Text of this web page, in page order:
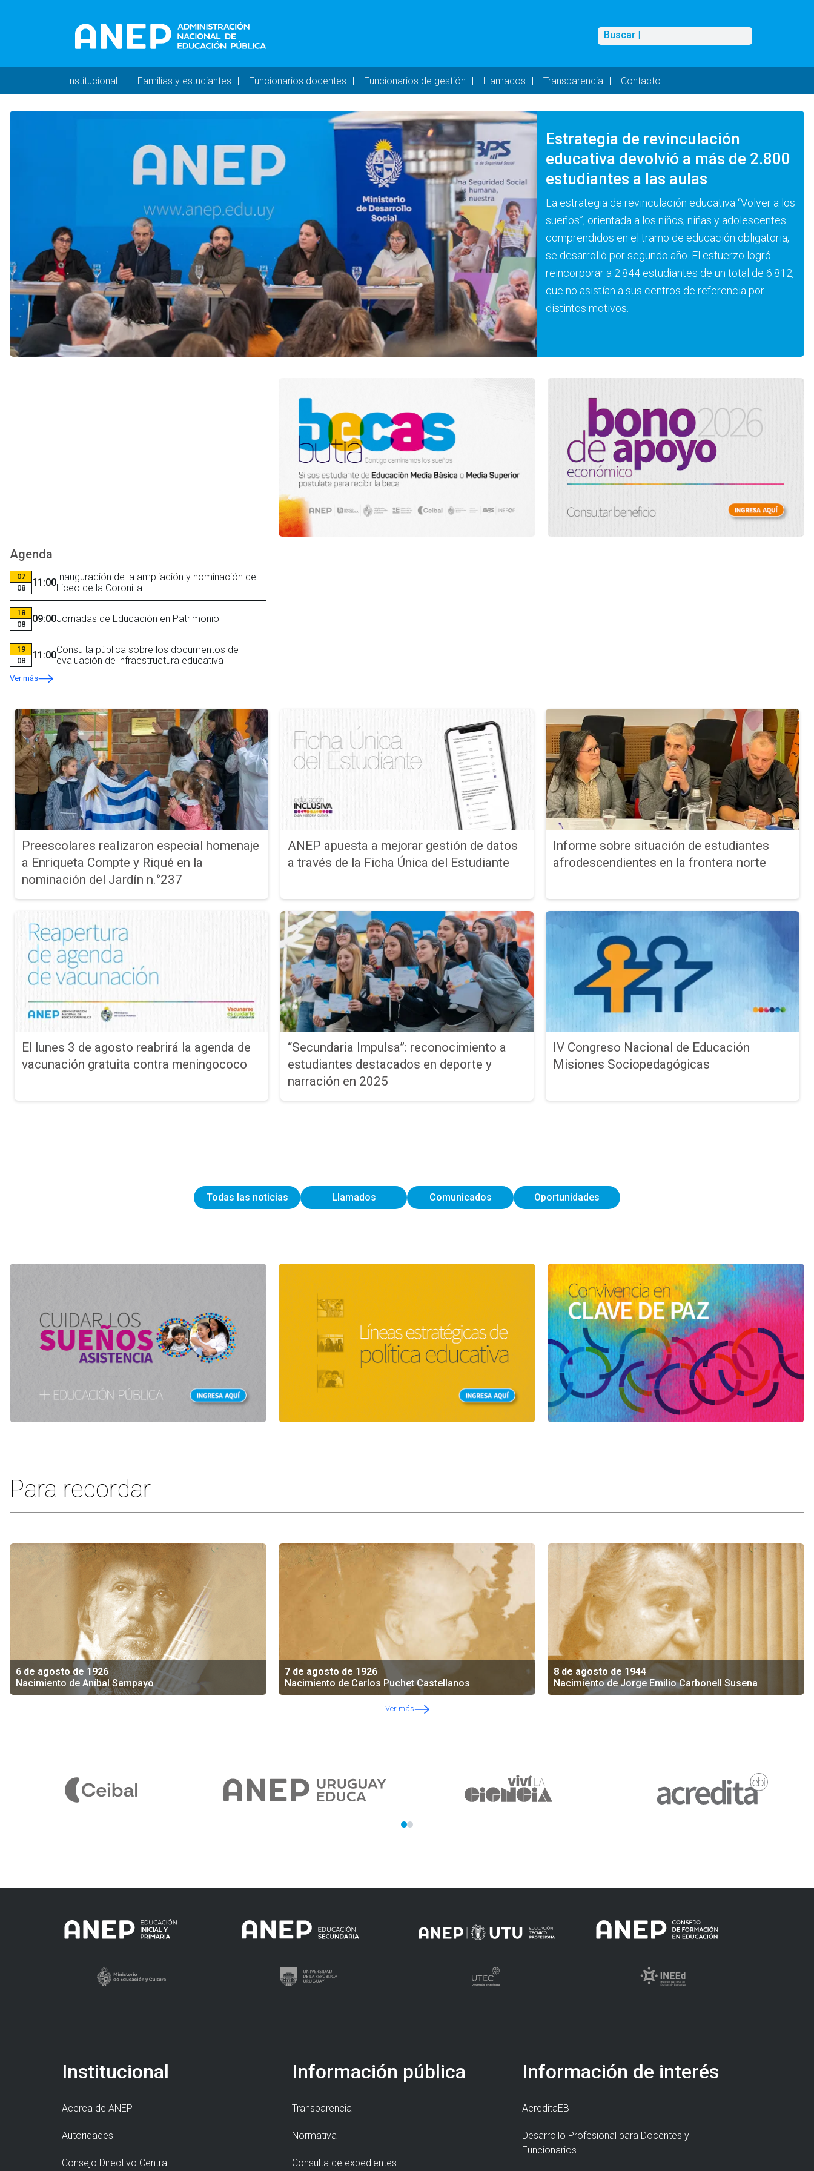
Buscar
Buscar |
Navegación principal - DESKTOP
Institucional Familias y estudiantes Funcionarios docentes Funcionarios de gestión Llamados Transparencia Contacto
Estrategia de revinculación
educativa devolvió a más de 2.800
estudiantes a las aulas
La estrategia de revinculación educativa “Volver a los
sueños”, orientada a los niños, niñas y adolescentes
comprendidos en el tramo de educación obligatoria,
se desarrolló por segundo año. El esfuerzo logró
reincorporar a 2.844 estudiantes de un total de 6.812,
que no asistían a sus centros de referencia por
distintos motivos.
Agenda
07
08
11:00Inauguración de la ampliación y nominación del
Liceo de la Coronilla
18
08
09:00Jornadas de Educación en Patrimonio
19
08
11:00Consulta pública sobre los documentos de
evaluación de infraestructura educativa
Ver más
Preescolares realizaron especial homenaje
a Enriqueta Compte y Riqué en la
nominación del Jardín n.°237
ANEP apuesta a mejorar gestión de datos
a través de la Ficha Única del Estudiante
Informe sobre situación de estudiantes
afrodescendientes en la frontera norte
El lunes 3 de agosto reabrirá la agenda de
vacunación gratuita contra meningococo
“Secundaria Impulsa”: reconocimiento a
estudiantes destacados en deporte y
narración en 2025
IV Congreso Nacional de Educación
Misiones Sociopedagógicas
Todas las noticias Llamados Comunicados Oportunidades
Para recordar
6 de agosto de 1926
Nacimiento de Aníbal Sampayo
7 de agosto de 1926
Nacimiento de Carlos Puchet Castellanos
8 de agosto de 1944
Nacimiento de Jorge Emilio Carbonell Susena
Ver más
Institucional
Acerca de ANEP
Autoridades
Consejo Directivo Central
Información pública
Transparencia
Normativa
Consulta de expedientes
Información de interés
AcreditaEB
Desarrollo Profesional para Docentes y
Funcionarios